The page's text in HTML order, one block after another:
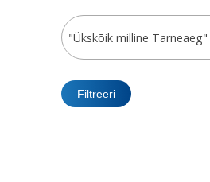
"Ükskõik milline Tarneaeg"
Filtreeri